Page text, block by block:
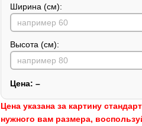
Ширина (см):
Высота (см):
Цена: –
Цена указана за картину
нужного вам размера,